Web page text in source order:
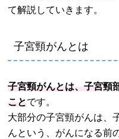
て解説していきます。
子宮頸がんとは
子宮頸がんとは、子宮頸
ことです。
大部分の子宮頸がんは、
んという、がんになる前